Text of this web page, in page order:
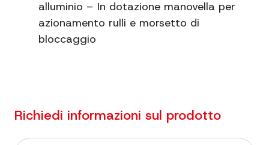
alluminio – In dotazione manovella per
azionamento rulli e morsetto di
bloccaggio
Richiedi informazioni sul prodotto